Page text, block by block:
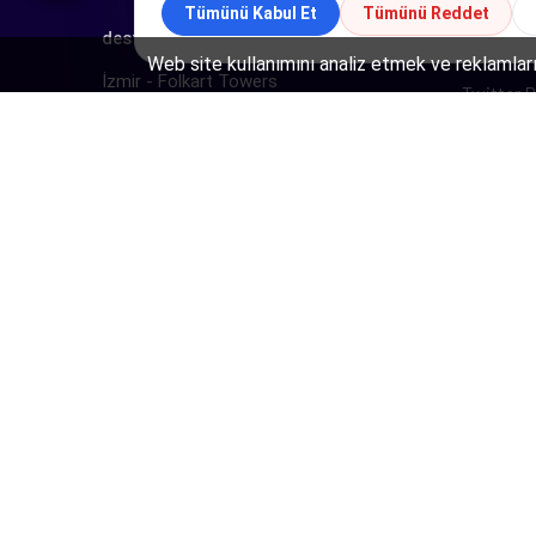
destek
adresgezgini.com
İzmir - Folkart Towers
Yandex
Twitter
Tümünü Kabul Et Tümünü Reddet
Web site kullanımını analiz etmek ve